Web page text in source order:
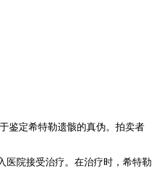
鉴定希特勒遗骸的真伪。拍卖者
医院接受治疗。在治疗时，希特勒